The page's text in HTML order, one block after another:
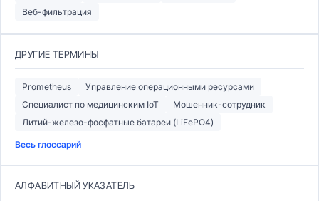
Веб-фильтрация
ДРУГИЕ ТЕРМИНЫ
Prometheus
Управление операционными ресурсами
Специалист по медицинским IoT
Мошенник-сотрудник
Литий-железо-фосфатные батареи (LiFePO4)
Весь глоссарий
АЛФАВИТНЫЙ УКАЗАТЕЛЬ